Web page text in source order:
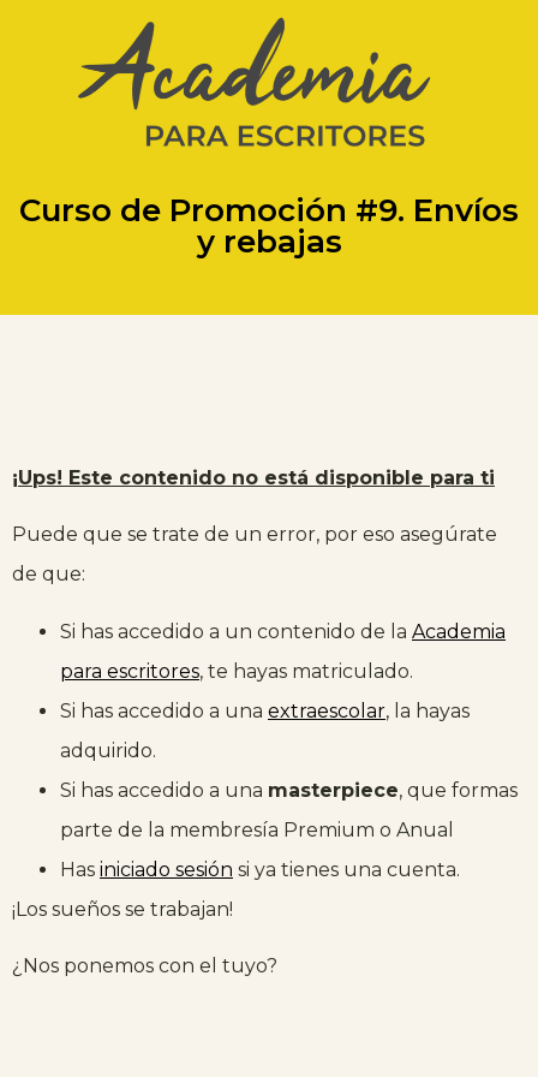
Curso de Promoción #9. Envíos
y rebajas
¡Ups! Este contenido no está disponible para ti
Puede que se trate de un error, por eso asegúrate
de que:
Si has accedido a un contenido de la Academia
para escritores, te hayas matriculado.
Si has accedido a una extraescolar, la hayas
adquirido.
Si has accedido a una masterpiece, que formas
parte de la membresía Premium o Anual
Has iniciado sesión si ya tienes una cuenta.
¡Los sueños se trabajan!
¿Nos ponemos con el tuyo?